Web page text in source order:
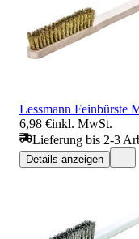
Lessmann Feinbürste
6,98 €inkl. MwSt.
Lieferung bis 2-3
Details anzeigen